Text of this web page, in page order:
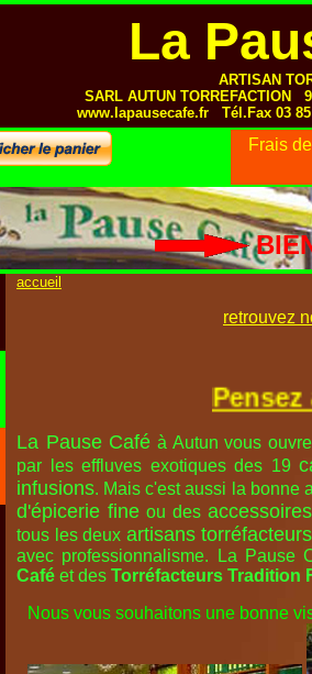
La
ARTISAN
SARL AUTUN TORREFACTION
www.lapausecafe.fr Tél.Fax 03
Frais
accueil
retrouvez
Pensez
La Pause Café à Autun vous
par les effluves exotiques des 19
infusions. Mais c'est aussi la bonne
d'épicerie fine ou des accessoires
tous les deux artisans torréfacteurs
avec professionnalisme. La Pause
Café et des Torréfacteurs Tradition
Nous vous souhaitons une bonne